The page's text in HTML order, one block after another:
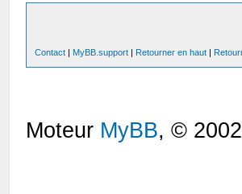
Contact | MyBB.support | Retourner en haut |
Moteur MyBB, ©